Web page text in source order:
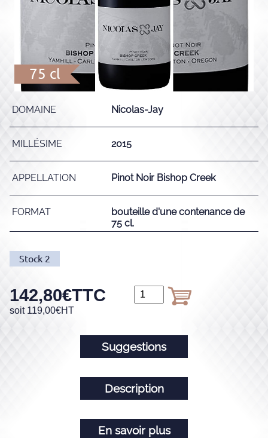
75 cl
DOMAINE Nicolas-Jay
MILLÉSIME 2015
APPELLATION Pinot Noir Bishop Creek
FORMAT
bouteille d'une contenance de
75 cl.
Stock 2
142,80€TTC
soit 119,00€HT
Suggestions
Description
En savoir plus